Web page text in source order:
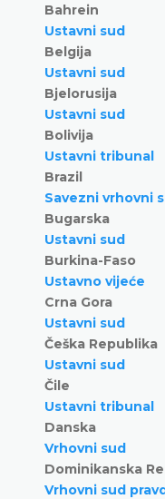
Bahrein
Ustavni sud
Belgija
Ustavni sud
Bjelorusija
Ustavni sud
Bolivija
Ustavni tribunal
Brazil
Savezni vrhovni
Bugarska
Ustavni sud
Burkina-Faso
Ustavno vijeće
Crna Gora
Ustavni sud
Češka Republika
Ustavni sud
Čile
Ustavni tribunal
Danska
Vrhovni sud
Dominikanska
Vrhovni sud